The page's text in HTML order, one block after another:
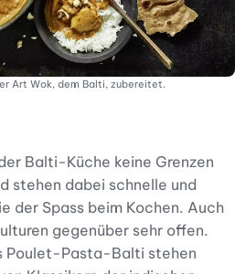
Art Wok, dem Balti, zubereitet.
Balti-Küche keine Grenzen
stehen dabei schnelle und
der Spass beim Kochen. Auch
gegenüber sehr offen.
Poulet-Pasta-Balti stehen